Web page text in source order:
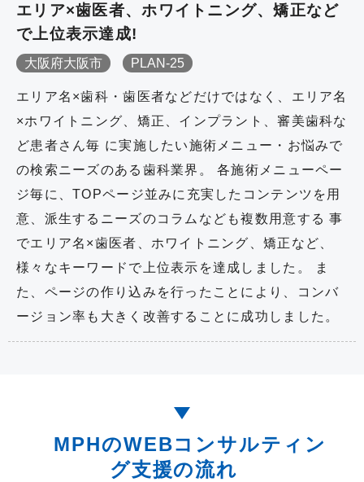
エリア×歯医者、ホワイトニング、矯正など
で上位表示達成!
大阪府大阪市 PLAN-25
エリア名×歯科・歯医者などだけではなく、エリア名
×ホワイトニング、矯正、インプラント、審美歯科な
ど患者さん毎 に実施したい施術メニュー・お悩みで
の検索ニーズのある歯科業界。 各施術メニューペー
ジ毎に、TOPページ並みに充実したコンテンツを用
意、派生するニーズのコラムなども複数用意する 事
でエリア名×歯医者、ホワイトニング、矯正など、
様々なキーワードで上位表示を達成しました。 ま
た、ページの作り込みを行ったことにより、コンバ
ージョン率も大きく改善することに成功しました。
MPHのWEBコンサルティン
グ支援の流れ